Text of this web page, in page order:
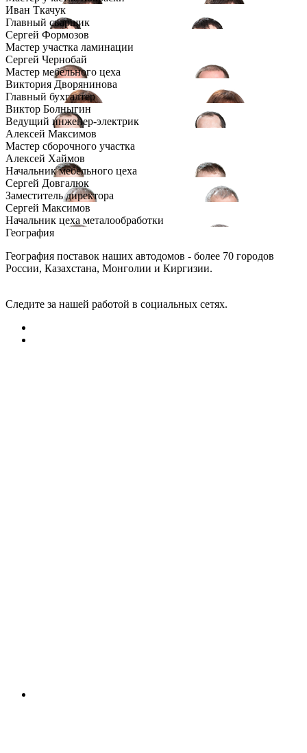
Иван Ткачук
Главный сварщик
Сергей Формозов
Мастер участка ламинации
Сергей Чернобай
Мастер мебельного цеха
Виктория Дворянинова
Главный бухгалтер
Виктор Болныгин
Ведущий инженер-электрик
Алексей Максимов
Мастер сборочного участка
Алексей Хаймов
Начальник мебельного цеха
Сергей Довгалюк
Заместитель директора
Сергей Максимов
Начальник цеха металообработки
География
География поставок наших автодомов - более 70 городов
России, Казахстана, Монголии и Киргизии.
Следите за нашей работой в социальных сетях.